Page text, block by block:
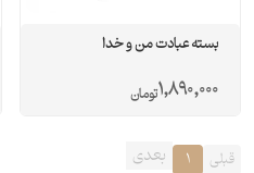
بسته عبادت من و خدا
1,890,000تومان
قبلی 1 بعدی